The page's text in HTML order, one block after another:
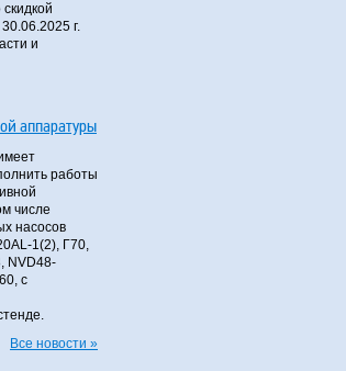
г.
и
аппаратуры
работы
числе
насосов
1(2), Г70,
NVD48-
с
Все новости »